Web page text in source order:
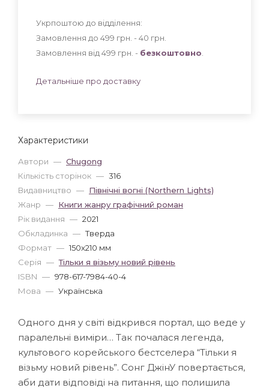
Характеристики
Автори — Chugong
Кількість сторінок — 316
Видавництво — Північні вогні (Northern Lights)
Жанр — Книги жанру графічний роман
Рік видання — 2021
Обкладинка — Тверда
Формат — 150x210 мм
Серія — Тільки я візьму новий рівень
ISBN — 978-617-7984-40-4
Мова — Українська
Укрпоштою до відділення:
Замовлення до 499 грн. - 40 грн
Замовлення від 499 грн. - безкоштовно
Детальніше про доставку
Одного дня у світі відкрився портал, що веде у
паралельні виміри… Так почалася легенда,
культового корейського бестселера “Тільки я
візьму новий рівень”. Сонг ДжінУ повертається,
аби дати відповіді на питання, що полишила